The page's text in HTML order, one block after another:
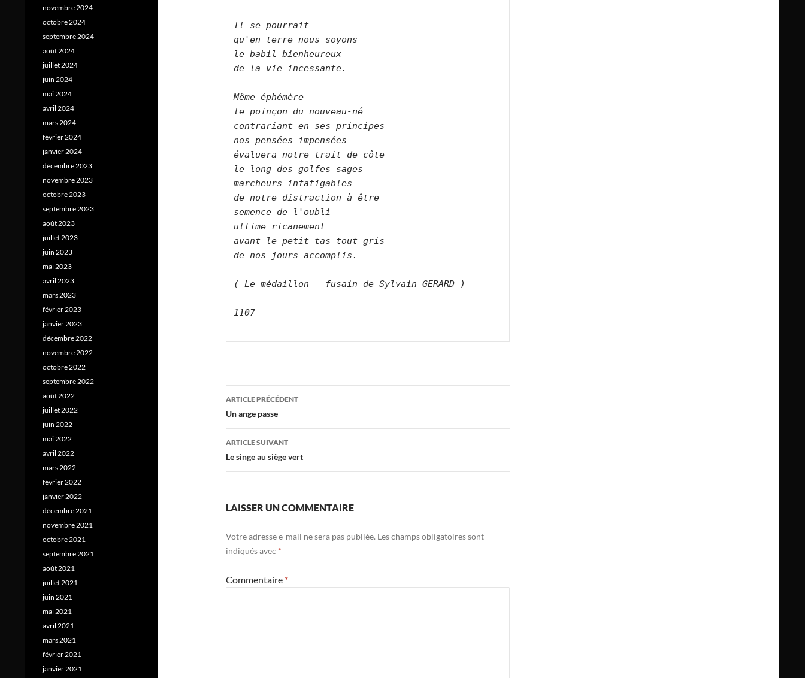
Il se pourrait
qu'en terre nous soyons
le babil bienheureux
de la vie incessante.
Même éphémère
le poinçon du nouveau-né
contrariant en ses principes
nos pensées impensées
évaluera notre trait de côte
le long des golfes sages
marcheurs infatigables
de notre distraction à être
semence de l'oubli
ultime ricanement
avant le petit tas tout gris
de nos jours accomplis.
( Le médaillon - fusain de Sylvain GERARD )
1107
Navigation
des
articles
ARTICLE PRÉCÉDENT
Un ange passe
ARTICLE SUIVANT
Le singe au siège vert
LAISSER UN COMMENTAIRE
Votre adresse e-mail ne sera pas publiée. Les champs obligatoires sont
indiqués avec *
Commentaire *
novembre 2024
octobre 2024
septembre 2024
août 2024
juillet 2024
juin 2024
mai 2024
avril 2024
mars 2024
février 2024
janvier 2024
décembre 2023
novembre 2023
octobre 2023
septembre 2023
août 2023
juillet 2023
juin 2023
mai 2023
avril 2023
mars 2023
février 2023
janvier 2023
décembre 2022
novembre 2022
octobre 2022
septembre 2022
août 2022
juillet 2022
juin 2022
mai 2022
avril 2022
mars 2022
février 2022
janvier 2022
décembre 2021
novembre 2021
octobre 2021
septembre 2021
août 2021
juillet 2021
juin 2021
mai 2021
avril 2021
mars 2021
février 2021
janvier 2021